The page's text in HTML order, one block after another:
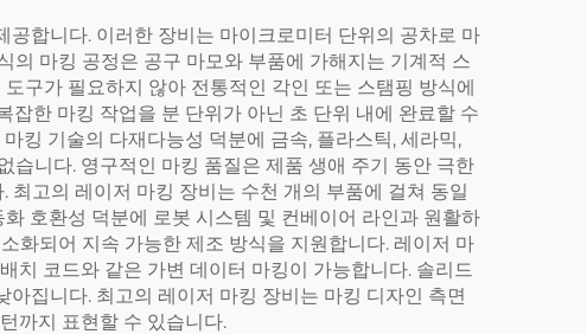
합니다. 이러한 장비는 마이크로미터 단위의 공차로 마
의 마킹 공정은 공구 마모와 부품에 가해지는 기계적 스
구가 필요하지 않아 전통적인 각인 또는 스탬핑 방식에
한 마킹 작업을 분 단위가 아닌 초 단위 내에 완료할 수
킹 기술의 다재다능성 덕분에 금속, 플라스틱, 세라믹,
습니다. 영구적인 마킹 품질은 제품 생애 주기 동안 극한
고의 레이저 마킹 장비는 수천 개의 부품에 걸쳐 동일
호환성 덕분에 로봇 시스템 및 컨베이어 라인과 원활하
화되어 지속 가능한 제조 방식을 지원합니다. 레이저 마
치 코드와 같은 가변 데이터 마킹이 가능합니다. 솔리드
집니다. 최고의 레이저 마킹 장비는 마킹 디자인 측면
까지 표현할 수 있습니다.